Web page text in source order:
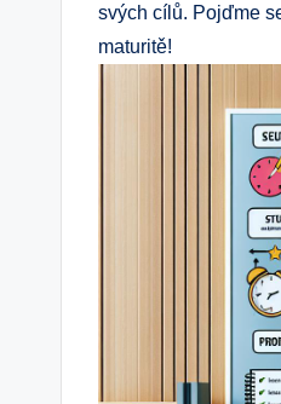
svých cílů. Pojďme
maturitě!